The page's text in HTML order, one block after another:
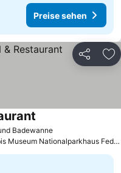
Preise sehen
Teilen
BadewannePreise sehen
Museum Nationalparkhaus